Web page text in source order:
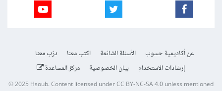
عن أكاديمية حسوب الأسئلة الشائعة اكتب معنا
درّب معنا
إرشادات الاستخدام
بيان الخصوصية مركز المساعدة
© 2025Hsoub.Content licensed underCC BY-NC-SA 4.0unless mentioned